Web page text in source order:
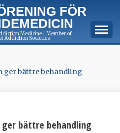
FÖR
Medicine | Member of
Addiction Societies.
ger bättre behandling
bättre behandling